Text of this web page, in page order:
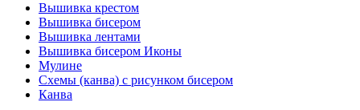
Вышивка крестом
Вышивка бисером
Вышивка лентами
Вышивка бисером Иконы
Мулине
Схемы (канва) с рисунком бисером
Канва